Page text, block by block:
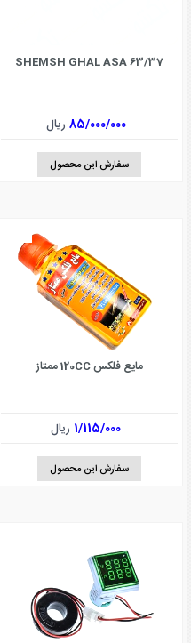
SHEMSH GHAL ASA 63/37
85/000/000 ریال
سفارش این محصول
مایع فلکس 120CC ممتاز
1/115/000 ریال
سفارش این محصول